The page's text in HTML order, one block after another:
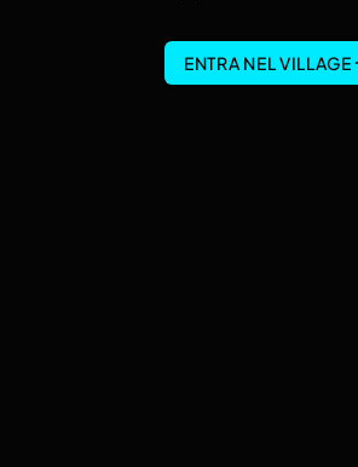
ENTRA NEL VILLAGE